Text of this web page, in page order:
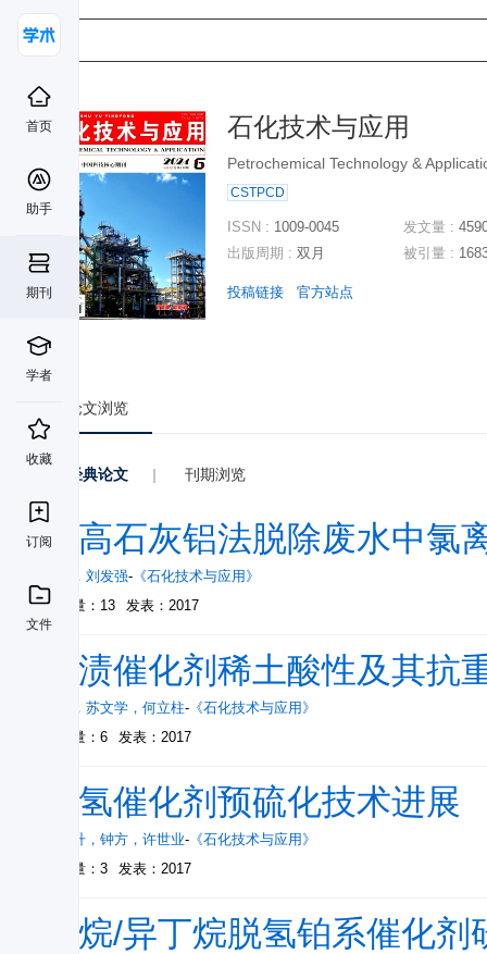
首页
助手
期刊
学者
收藏
订阅
文件
石化技术与应用
Petrochemical Technology &
CSTPCD
ISSN : 1009-0045
出版周期 : 双月
发文量 :
被引量 :
投稿链接 官方站点
论文浏览
经典论文 | 刊期浏览
超高石灰铝法脱除废水中氯
， 刘发强- 《石化技术与应用》
被引量：13
发表：2017
浸渍催化剂稀土酸性及其抗
， 苏文学 ， 何立柱- 《石化技术与应用》
被引量：6
发表：2017
加氢催化剂预硫化技术进展
徐海升 ， 钟方 ， 许世业- 《石化技术与应用》
被引量：3
发表：2017
丙烷/异丁烷脱氢铂系催化